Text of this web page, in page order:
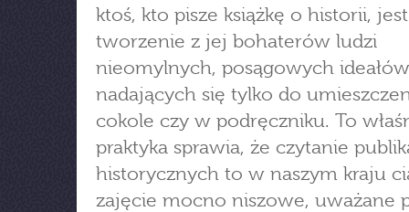
ktoś, kto pisze książkę o historii, jest
tworzenie z jej bohaterów ludzi
nieomylnych, posągowych
nadających się tylko do
cokole czy w podręczniku. To
praktyka sprawia, że czytanie
historycznych to w naszym kraju
zajęcie mocno niszowe, uważane